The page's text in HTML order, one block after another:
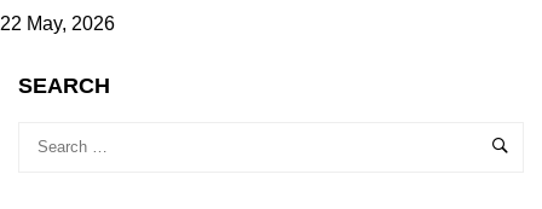
22 May, 2026
SEARCH